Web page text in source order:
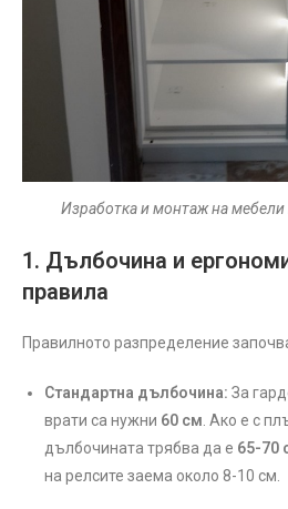
Изработка и монтаж на
1. Дълбочина и
правила
Правилното разпределение
Стандартна дълбочина: За
врати са нужни 60 см . Ако е с
дълбочината трябва да е 65-70
на релсите заема около 8-10 см.